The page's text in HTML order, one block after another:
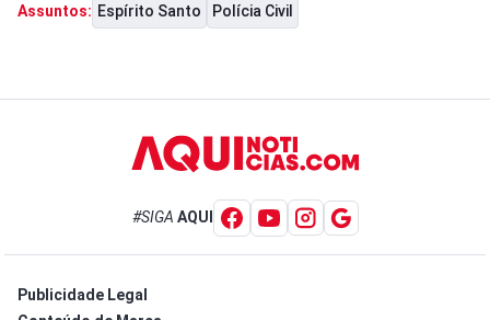
Assuntos: Espírito Santo Polícia Civil
#SIGA AQUI
Publicidade Legal